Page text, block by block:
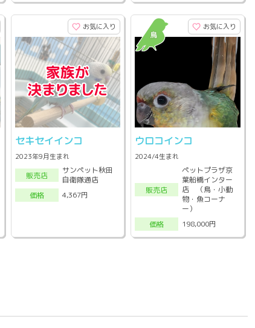
お気に入り
セキセイインコ
2023年9月生まれ
販売店
サンペット秋田
自衛隊通店
価格
4,367円
お気に入り
ウロコインコ
2024/4生まれ
販売店
ペットプラザ京
葉船橋インター
店 （鳥・小動
物・魚コーナ
ー）
価格
198,000円